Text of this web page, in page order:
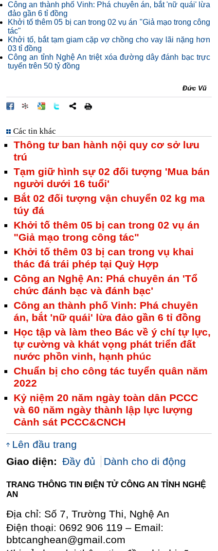
Công an thành phố Vinh: Phá chuyên án, bắt 'nữ quái' lừa
đảo gần 6 tỉ đồng
Khởi tố thêm 05 bị can trong 02 vụ án "Giả mạo trong công
tác"
Khởi tố, bắt tạm giam cặp vợ chồng cho vay lãi nặng hơn
03 tỉ đồng
Công an tỉnh Nghệ An triệt xóa đường dây đánh bạc trực
tuyến trên 50 tỷ đồng
Đức Vũ
Các tin khác
Thông tư ban hành nội quy cơ sở lưu
trú
Tạm giữ hình sự 02 đối tượng 'Mua bán
người dưới 16 tuổi'
Bắt 02 đối tượng vận chuyển 02 kg ma
túy đá
Khởi tố thêm 05 bị can trong 02 vụ án
"Giả mạo trong công tác"
Khởi tố thêm 03 bị can trong vụ khai
thác đá trái phép tại Quỳ Hợp
Công an Nghệ An: Phá chuyên án 'Tổ
chức đánh bạc và đánh bạc'
Công an thành phố Vinh: Phá chuyên
án, bắt 'nữ quái' lừa đảo gần 6 tỉ đồng
Học tập và làm theo Bác về ý chí tự lực,
tự cường và khát vọng phát triển đất
nước phồn vinh, hạnh phúc
Chuẩn bị cho công tác tuyển quân năm
2022
Kỷ niệm 20 năm ngày toàn dân PCCC
và 60 năm ngày thành lập lực lượng
Cảnh sát PCCC&CNCH
Lên đầu trang
Giao diện: Đầy đủ Dành cho di động
TRANG THÔNG TIN ĐIỆN TỬ CÔNG AN TỈNH NGHỆ
AN
Địa chỉ: Số 7, Trường Thi, Nghệ An
Điện thoại: 0692 906 119 – Email:
bbtcanghean@gmail.com